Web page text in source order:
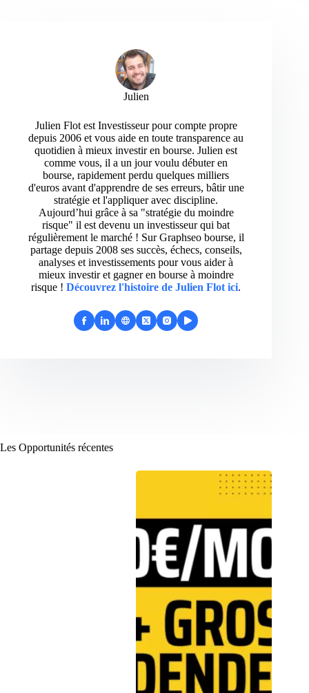
Julien
Julien Flot est Investisseur pour compte propre
depuis 2006 et vous aide en toute transparence au
quotidien à mieux investir en bourse. Julien est
comme vous, il a un jour voulu débuter en
bourse, rapidement perdu quelques milliers
d'euros avant d'apprendre de ses erreurs, bâtir une
stratégie et l'appliquer avec discipline.
Aujourd’hui grâce à sa "stratégie du moindre
risque" il est devenu un investisseur qui bat
régulièrement le marché ! Sur Graphseo bourse, il
partage depuis 2008 ses succès, échecs, conseils,
analyses et investissements pour vous aider à
mieux investir et gagner en bourse à moindre
risque ! Découvrez l'histoire de Julien Flot ici.
Les Opportunités récentes